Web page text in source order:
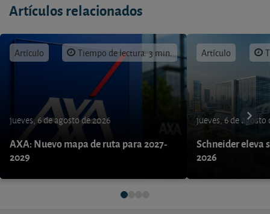
Artículos relacionados
Artículo Tiempo de lectura: 3 min.
jueves, 6 de agosto de 2026
AXA: Nuevo mapa de ruta para 2027-
2029
Artículo
jueves, 6 de agosto
Schneider eleva
2026